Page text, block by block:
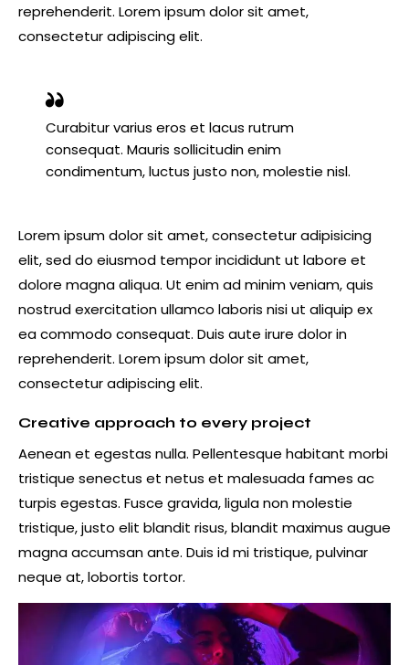
reprehenderit. Lorem ipsum dolor sit amet,
consectetur adipiscing elit.
Curabitur varius eros et lacus rutrum
consequat. Mauris sollicitudin enim
condimentum, luctus justo non, molestie nisl.
Lorem ipsum dolor sit amet, consectetur adipisicing
elit, sed do eiusmod tempor incididunt ut labore et
dolore magna aliqua. Ut enim ad minim veniam, quis
nostrud exercitation ullamco laboris nisi ut aliquip ex
ea commodo consequat. Duis aute irure dolor in
reprehenderit. Lorem ipsum dolor sit amet,
consectetur adipiscing elit.
Creative approach to every project
Aenean et egestas nulla. Pellentesque habitant morbi
tristique senectus et netus et malesuada fames ac
turpis egestas. Fusce gravida, ligula non molestie
tristique, justo elit blandit risus, blandit maximus augue
magna accumsan ante. Duis id mi tristique, pulvinar
neque at, lobortis tortor.